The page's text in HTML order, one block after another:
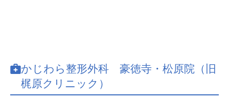
かじわら整形外科 豪徳寺・松原院（旧
梶原クリニック）